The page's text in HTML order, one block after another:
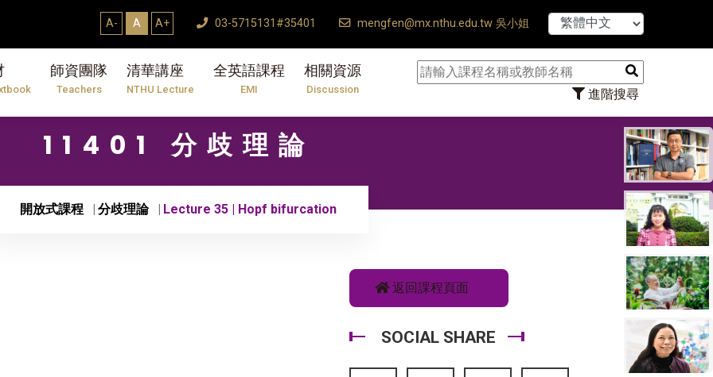
A- A A+ 03-5715131#35401 mengfen@mx.nthu.edu.tw 吳小姐
師資團隊
Teachers
清華講座
NTHU Lecture
全英語課程
EMI
相關資源
Discussion 進階搜尋
【7/31】
11401 分歧理論
開放式課程 分歧理論 Lecture 35 | Hopf bifurcation
返回課程頁面
SOCIAL SHARE